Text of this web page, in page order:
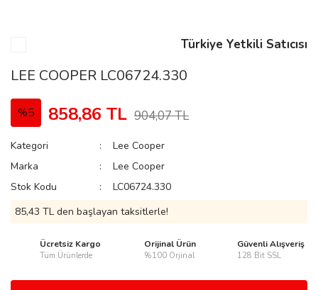
Türkiye Yetkili Satıcısı
LEE COOPER LC06724.330
%5 858,86 TL 904,07 TL
Kategori
Lee Cooper
Marka
Lee Cooper
Stok Kodu
LC06724.330
85,43 TL den başlayan taksitlerle!
Ücretsiz Kargo
Tüm Ürünlerde
Orijinal Ürün
%100 Orjinal
Güvenli Alışveriş
128 Bit SSL